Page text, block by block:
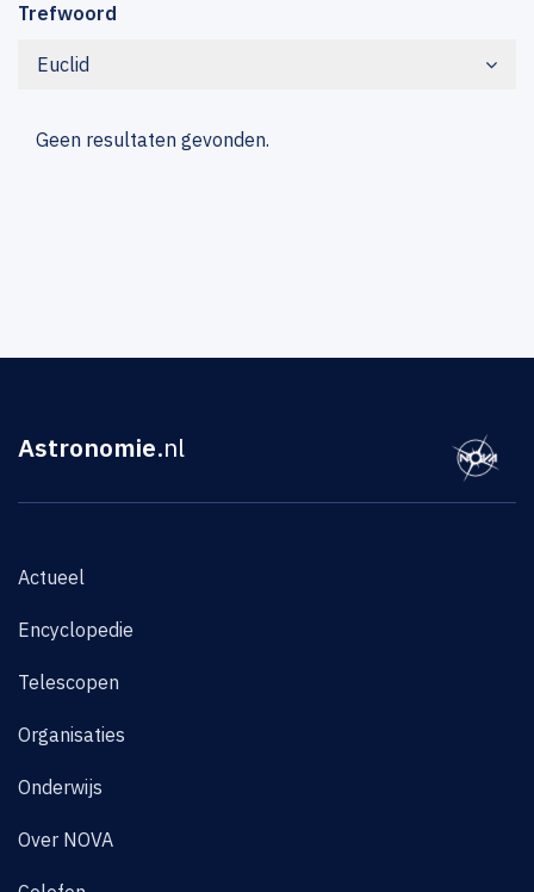
Trefwoord
Euclid
Geen resultaten gevonden.
Astronomie.nl
Actueel
Encyclopedie
Telescopen
Organisaties
Onderwijs
Over NOVA